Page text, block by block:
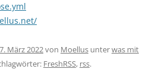
März 2022von Moellus unterwas mit
FreshRSS, rss.